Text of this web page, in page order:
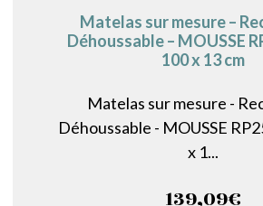
Matelas sur mesure –
Déhoussable – MOUSSE
100 x 13 cm
Matelas sur mesure -
Déhoussable - MOUSSE
x 1...
139,09€